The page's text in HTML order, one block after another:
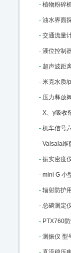
- 植物粉碎机 型号
- 油水界面探测器
- 交通流量计数器
- 液位控制器
- 超声波距离传感
- 米克水质/pH/EC/
- 压力释放阀
- X、γ吸收剂量率
- 机车信号六路环
- Vaisala维萨拉
- 振实密度仪 型号
- mini G 小型离心
- 辐射防护用当量率
- 总磷测定仪
- PTX760防爆对讲
- 测振仪 型号